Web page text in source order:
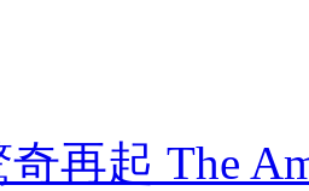
再起 The